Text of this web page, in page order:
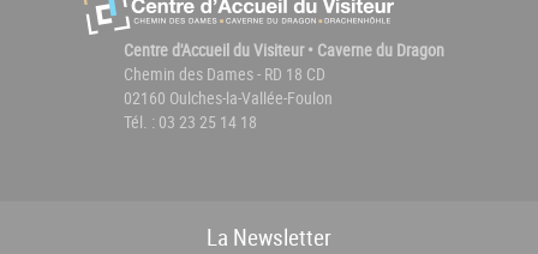
Centre d'Accueil du Visiteur • Caverne du Dragon
Chemin des Dames - RD 18 CD
02160 Oulches-la-Vallée-Foulon
Tél. : 03 23 25 14 18
La Newsletter